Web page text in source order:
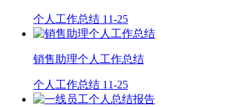
个人工作总结 11-25
销售助理个人工作总结
个人工作总结 11-25